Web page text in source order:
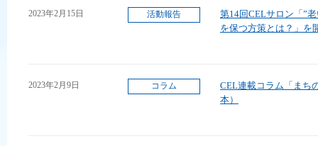
2023年2月15日 活動報告
第14回CELサロン「”
を保つ方策とは？」を
2023年2月9日 コラム
CEL連載コラム「まち
本）